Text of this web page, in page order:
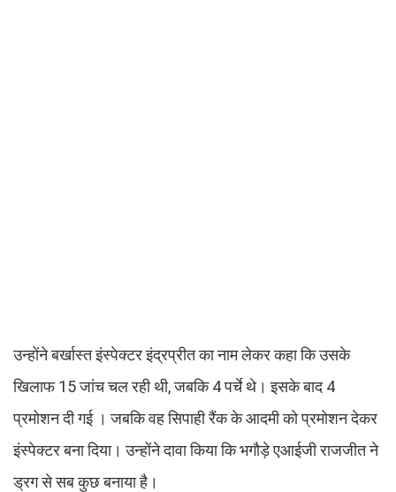
उन्होंने बर्खास्त इंस्पेक्टर इंद्रप्रीत का नाम लेकर कहा कि उसके
खिलाफ 15 जांच चल रही थी, जबकि 4 पर्चे थे। इसके बाद 4
प्रमोशन दी गई । जबकि वह सिपाही रैंक के आदमी को प्रमोशन देकर
इंस्पेक्टर बना दिया। उन्होंने दावा किया कि भगौड़े एआईजी राजजीत ने
ड्रग से सब कुछ बनाया है।